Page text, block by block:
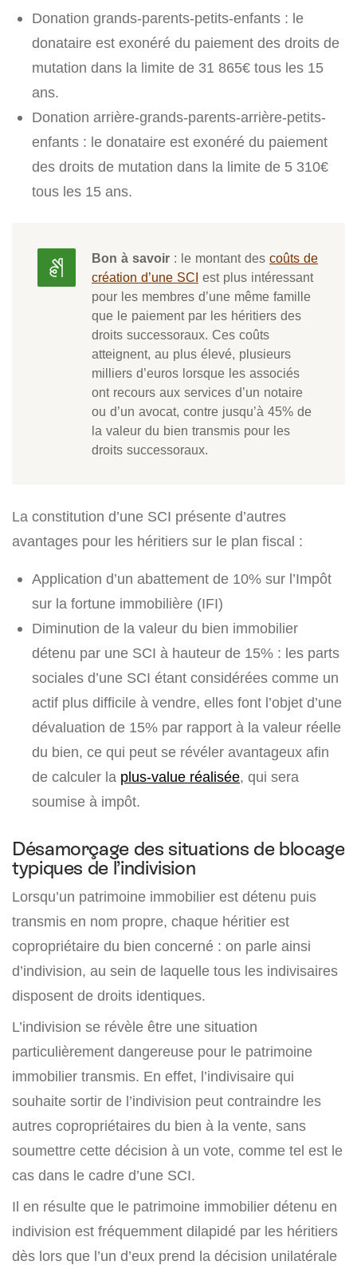
Donation grands-parents-petits-enfants : le
donataire est exonéré du paiement des droits de
mutation dans la limite de 31 865€ tous les 15
ans.
Donation arrière-grands-parents-arrière-petits-
enfants : le donataire est exonéré du paiement
des droits de mutation dans la limite de 5 310€
tous les 15 ans.
Bon à savoir : le montant des coûts de
création d’une SCI est plus intéressant
pour les membres d’une même famille
que le paiement par les héritiers des
droits successoraux. Ces coûts
atteignent, au plus élevé, plusieurs
milliers d’euros lorsque les associés
ont recours aux services d’un notaire
ou d’un avocat, contre jusqu’à 45% de
la valeur du bien transmis pour les
droits successoraux.
La constitution d’une SCI présente d’autres
avantages pour les héritiers sur le plan fiscal :
Application d’un abattement de 10% sur l’Impôt
sur la fortune immobilière (IFI)
Diminution de la valeur du bien immobilier
détenu par une SCI à hauteur de 15% : les parts
sociales d’une SCI étant considérées comme un
actif plus difficile à vendre, elles font l’objet d’une
dévaluation de 15% par rapport à la valeur réelle
du bien, ce qui peut se révéler avantageux afin
de calculer la plus-value réalisée, qui sera
soumise à impôt.
Désamorçage des situations de blocage
typiques de l’indivision
Lorsqu’un patrimoine immobilier est détenu puis
transmis en nom propre, chaque héritier est
copropriétaire du bien concerné : on parle ainsi
d’indivision, au sein de laquelle tous les indivisaires
disposent de droits identiques.
L’indivision se révèle être une situation
particulièrement dangereuse pour le patrimoine
immobilier transmis. En effet, l’indivisaire qui
souhaite sortir de l’indivision peut contraindre les
autres copropriétaires du bien à la vente, sans
soumettre cette décision à un vote, comme tel est le
cas dans le cadre d’une SCI.
Il en résulte que le patrimoine immobilier détenu en
indivision est fréquemment dilapidé par les héritiers
dès lors que l’un d’eux prend la décision unilatérale